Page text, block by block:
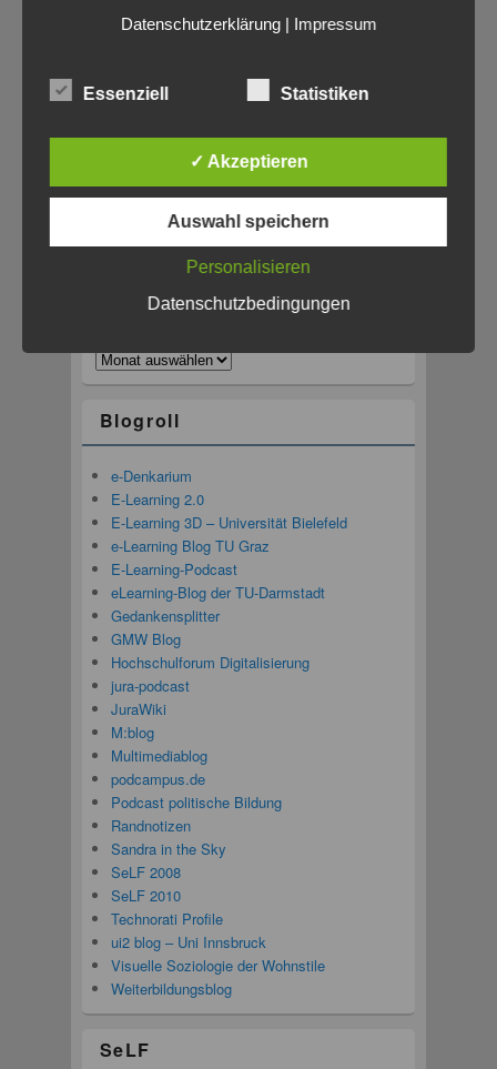
Sophia HercherbeiRückblick zum 14.
#Monatsnotiz Juli – Michael Eichhorn
Rückblick MMW: Blockchain, Bitcoin und
Kategorien
Kategorien
Archiv
Archiv
Blogroll
e-Denkarium
E-Learning 2.0
E-Learning 3D – Universität Bielefeld
e-Learning Blog TU Graz
E-Learning-Podcast
eLearning-Blog der TU-Darmstadt
Gedankensplitter
GMW Blog
Hochschulforum Digitalisierung
jura-podcast
JuraWiki
M:blog
Multimediablog
podcampus.de
Podcast politische Bildung
Randnotizen
Sandra in the Sky
SeLF 2008
SeLF 2010
Technorati Profile
ui2 blog – Uni Innsbruck
Visuelle Soziologie der Wohnstile
Weiterbildungsblog
SeLF
Datenschutzerklärung| Impressum
Essenziell Statistiken
✓ Akzeptieren
Auswahl speichern
Personalisieren
Datenschutzbedingungen